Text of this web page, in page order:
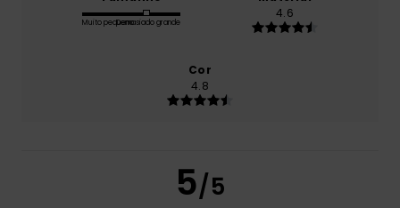
Muito pequenoDemasiado grande
4.6
Cor
4.8
5/5